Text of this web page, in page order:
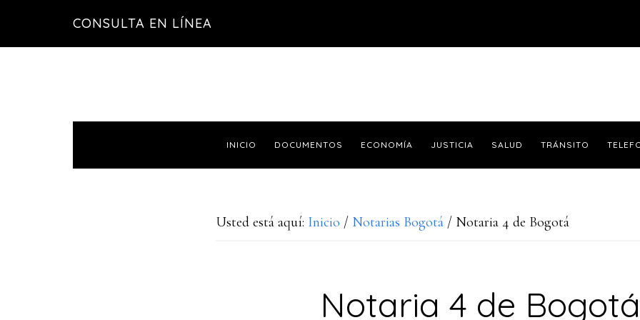
CONSULTA EN LÍNEA
INICIO DOCUMENTOS ECONOMÍA JUSTICIA SALUD TRÁNSITO
Usted está aquí: Inicio / Notarias Bogotá / Notaria 4 de Bogotá
Notaria 4 de Bogotá